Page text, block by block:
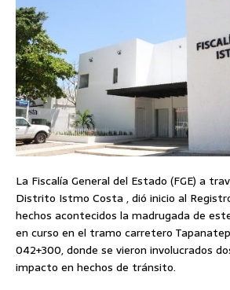
La Fiscalía General del Estado (FGE) a
Distrito Istmo Costa , dió inicio al
hechos acontecidos la madrugada de
en curso en el tramo carretero
042+300, donde se vieron involucrados
impacto en hechos de tránsito.